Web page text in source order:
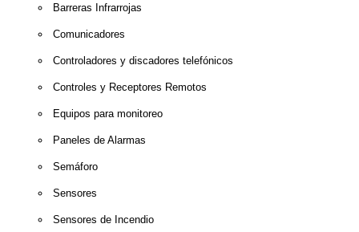
Barreras Infrarrojas
Comunicadores
Controladores y discadores telefónicos
Controles y Receptores Remotos
Equipos para monitoreo
Paneles de Alarmas
Semáforo
Sensores
Sensores de Incendio